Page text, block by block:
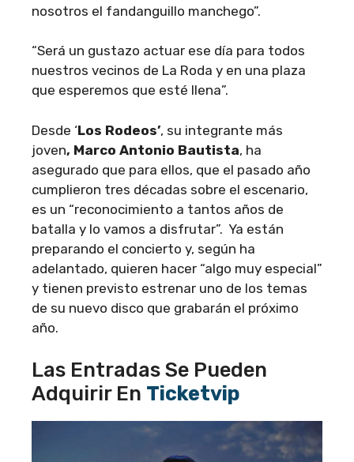
nosotros el fandanguillo manchego”.
“Será un gustazo actuar ese día para todos
nuestros vecinos de La Roda y en una plaza
que esperemos que esté llena”.
Desde ‘Los Rodeos’, su integrante más
joven, Marco Antonio Bautista, ha
asegurado que para ellos, que el pasado año
cumplieron tres décadas sobre el escenario,
es un “reconocimiento a tantos años de
batalla y lo vamos a disfrutar”. Ya están
preparando el concierto y, según ha
adelantado, quieren hacer “algo muy especial”
y tienen previsto estrenar uno de los temas
de su nuevo disco que grabarán el próximo
año.
Las Entradas Se Pueden
Adquirir En Ticketvip